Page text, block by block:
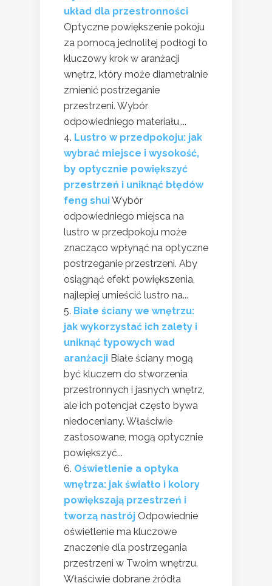
układ dla przestronności
Optyczne powiększenie pokoju
za pomocą jednolitej podłogi to
kluczowy krok w aranżacji
wnętrz, który może diametralnie
zmienić postrzeganie
przestrzeni. Wybór
odpowiedniego materiału,...
Lustro w przedpokoju: jak
wybrać miejsce i wysokość,
by optycznie powiększyć
przestrzeń i uniknąć błędów
feng shuiWybór
odpowiedniego miejsca na
lustro w przedpokoju może
znacząco wpłynąć na optyczne
postrzeganie przestrzeni. Aby
osiągnąć efekt powiększenia,
najlepiej umieścić lustro na...
Białe ściany we wnętrzu:
jak wykorzystać ich zalety i
uniknąć typowych wad
aranżacji Białe ściany mogą
być kluczem do stworzenia
przestronnych i jasnych wnętrz,
ale ich potencjał często bywa
niedoceniany. Właściwie
zastosowane, mogą optycznie
powiększyć...
Oświetlenie a optyka
wnętrza: jak światło i kolory
powiększają przestrzeń i
tworzą nastrój Odpowiednie
oświetlenie ma kluczowe
znaczenie dla postrzegania
przestrzeni w Twoim wnętrzu.
Właściwie dobrane źródła